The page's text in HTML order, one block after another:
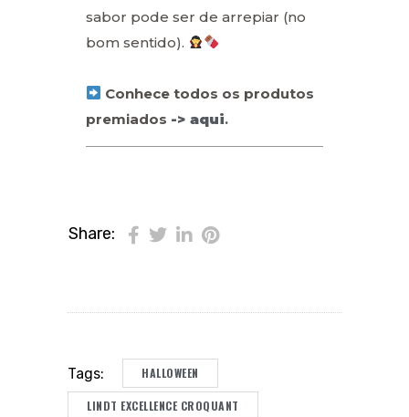
sabor pode ser de arrepiar (no
bom sentido).
Conhece todos os produtos
premiados -> aqui.
Share:
Tags: HALLOWEEN
LINDT EXCELLENCE CROQUANT